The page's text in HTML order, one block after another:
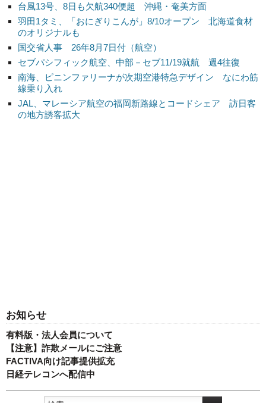
台風13号、8日も欠航340便超 沖縄・奄美方面
羽田1タミ、「おにぎりこんが」8/10オープン 北海道食材
のオリジナルも
国交省人事 26年8月7日付（航空）
セブパシフィック航空、中部－セブ11/19就航 週4往復
南海、ピニンファリーナが次期空港特急デザイン なにわ筋
線乗り入れ
JAL、マレーシア航空の福岡新路線とコードシェア 訪日客
の地方誘客拡大
お知らせ
有料版・法人会員について
【注意】詐欺メールにご注意
FACTIVA向け記事提供拡充
日経テレコンへ配信中